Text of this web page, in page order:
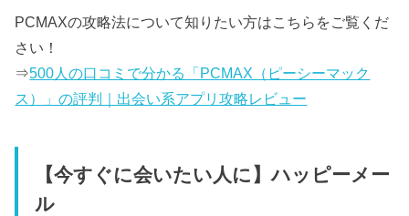
PCMAXの攻略法について知りたい方はこちらをご覧くだ
さい！
⇒500人の口コミで分かる「PCMAX（ピーシーマック
ス）」の評判｜出会い系アプリ攻略レビュー
【今すぐに会いたい人に】ハッピーメー
ル